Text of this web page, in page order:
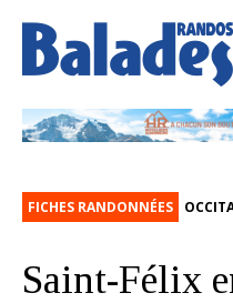
FICHES RANDONNÉES
Saint-Félix